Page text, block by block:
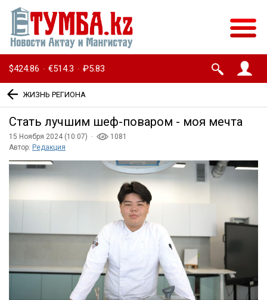
$424.86 · €514.3 · ₽5.83
ЖИЗНЬ РЕГИОНА
Стать лучшим шеф-поваром - моя мечта
15 Ноября 2024 (10:07) ·
1081
Автор: Редакция